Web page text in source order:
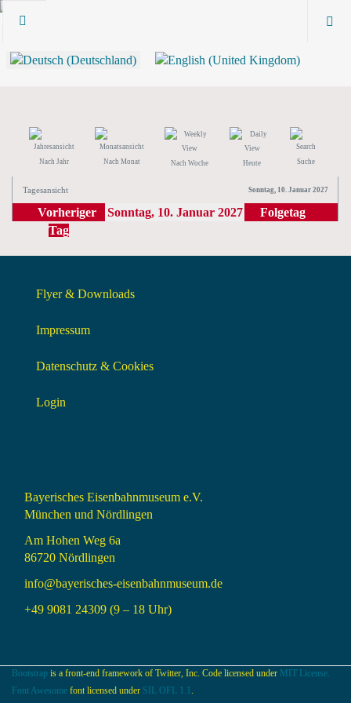
Nach Jahr Nach Monat Nach Woche Heute Suche
Tagesansicht Sonntag, 10. Januar 2027
Vorheriger
Tag
Sonntag, 10. Januar 2027 Folgetag
Flyer & Downloads
Impressum
Datenschutz & Cookies
Login
Bayerisches Eisenbahnmuseum e.V.
München und Nördlingen
Am Hohen Weg 6a
86720 Nördlingen
info@bayerisches-eisenbahnmuseum.de
+49 9081 24309 (9 – 18 Uhr)
Bootstrap is a front-end framework of Twitter, Inc. Code licensed under MIT License.
Font Awesome font licensed under SIL OFL 1.1 .